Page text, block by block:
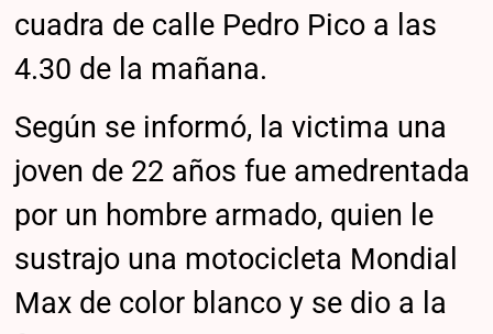
cuadra de calle Pedro Pico a las
4.30 de la mañana.
Según se informó, la victima una
joven de 22 años fue amedrentada
por un hombre armado, quien le
sustrajo una motocicleta Mondial
Max de color blanco y se dio a la